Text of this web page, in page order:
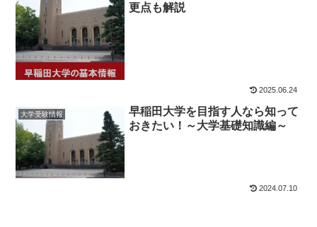
更点も解説
2025.06.24
大学受験情報
早稲田大学を目指す人なら知って
おきたい！～大学基礎知識編～
2024.07.10